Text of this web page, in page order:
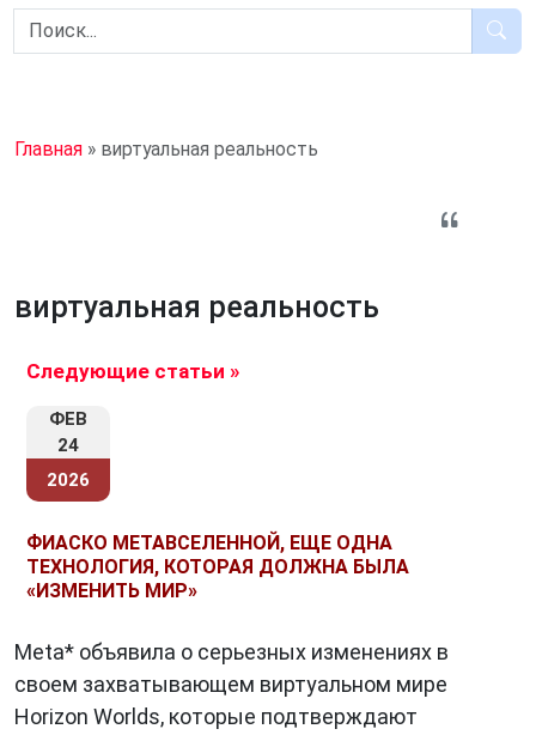
Главная » виртуальная реальность
виртуальная реальность
Следующие статьи »
ФЕВ
24
2026
ФИАСКО МЕТАВСЕЛЕННОЙ, ЕЩЕ ОДНА
ТЕХНОЛОГИЯ, КОТОРАЯ ДОЛЖНА БЫЛА
«ИЗМЕНИТЬ МИР»
Meta* объявила о серьезных изменениях в
своем захватывающем виртуальном мире
Horizon Worlds, которые подтверждают